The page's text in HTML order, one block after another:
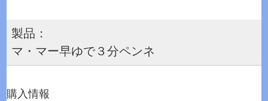
製品：
マ・マー早ゆで３分ペンネ
購入情報